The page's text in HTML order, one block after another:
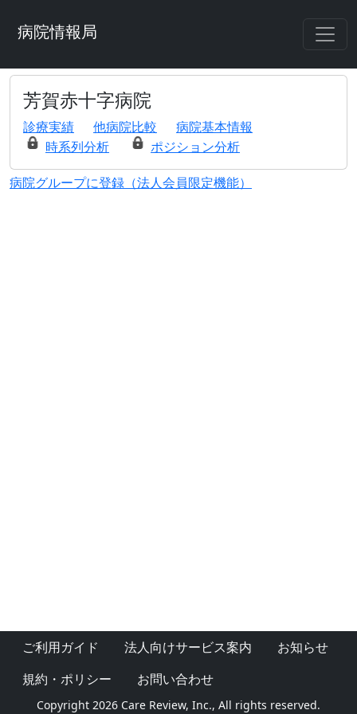
病院情報局
芳賀赤十字病院
診療実績 他病院比較
病院基本情報
時系列分析
ポジション分析
病院グループに登録（法人会員限定機能）
ご利用ガイド 法人向けサービス案内
お知らせ
規約・ポリシー
お問い合わせ
Copyright 2026 Care Review, Inc., All rights reserved.